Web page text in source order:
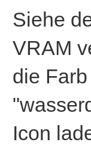
Siehe
VRAM
die
Icon